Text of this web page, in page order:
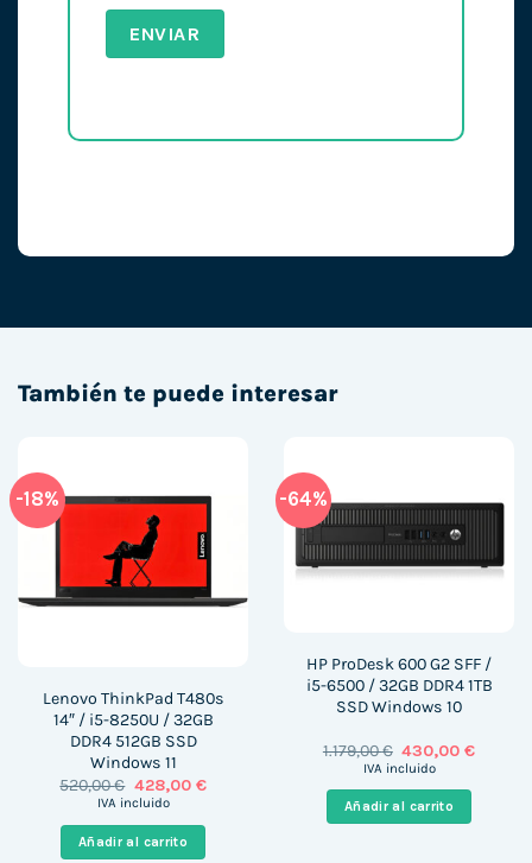
También te puede interesar
-18%
Lenovo ThinkPad T480s
14″ / i5-8250U / 32GB
DDR4 512GB SSD
Windows 11
520,00€ El
precio
era:
520,00 €.
428,00 €El
es:
IVA incluido
Añadir al carrito
-64%
HP ProDesk 600 G2 SFF /
i5-6500 / 32GB DDR4 1TB
SSD Windows 10
1.179,00€ El
precio
era:
1.179,00 €.
430,00€El
IVA incluido
Añadir al carrito